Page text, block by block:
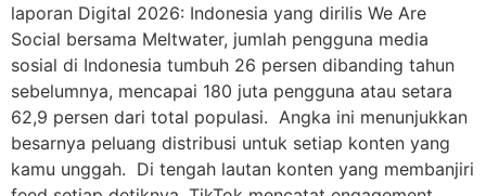
laporan Digital 2026: Indonesia yang dirilis We Are
Social bersama Meltwater, jumlah pengguna media
sosial di Indonesia tumbuh 26 persen dibanding tahun
sebelumnya, mencapai 180 juta pengguna atau setara
62,9 persen dari total populasi. Angka ini menunjukkan
besarnya peluang distribusi untuk setiap konten yang
kamu unggah. Di tengah lautan konten yang membanjiri